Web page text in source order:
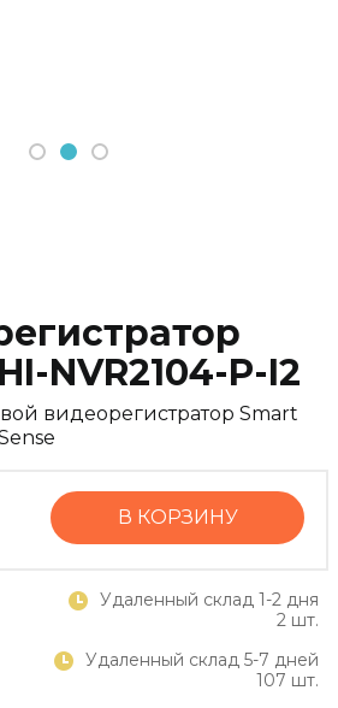
1 2 3
NVR2104-P-I2
видеорегистратор Smart
В КОРЗИНУ
Удаленный склад 1-2 дня
2 шт.
Удаленный склад 5-7 дней
107 шт.